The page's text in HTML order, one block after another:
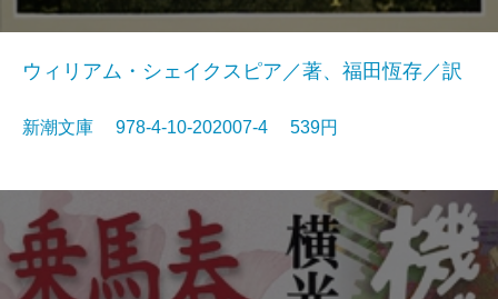
ウィリアム・シェイクスピア／著、福田恆存／訳
新潮文庫 978-4-10-202007-4 539円